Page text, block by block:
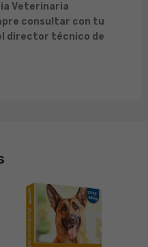
Veterinaria
consultar con tu
director técnico de